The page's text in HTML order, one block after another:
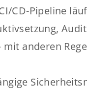
CD-Pipeline
anderen